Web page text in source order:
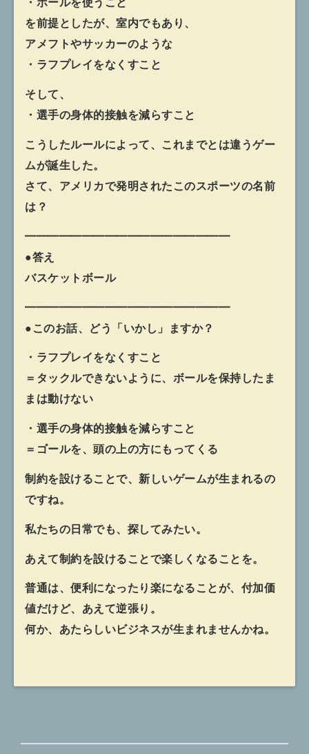
を前提としたが、室内でもあり、
アメフトやサッカーのような
・ラフプレイをなくすこと
そして、
・選手の身体的接触を減らすこと
こうしたルールによって、これまでとは違うゲー
ムが誕生した。
さて、アメリカで発明されたこのスポーツの名前
は？
━━━━━━━━━━━━━━━━━━
●答え
バスケットボール
━━━━━━━━━━━━━━━━━━
●このお話、どう「いかし」ますか？
・ラフプレイをなくすこと
＝タックルできないように、ボールを保持したま
まは動けない
・選手の身体的接触を減らすこと
＝ゴールを、頭の上の方にもってくる
制約を設けることで、新しいゲームが生まれるの
ですね。
私たちの日常でも、探してみたい。
あえて制約を設けることで楽しくなることを。
普通は、便利になったり楽になることが、付加価
値だけど、あえて逆張り。
何か、あたらしいビジネスが生まれませんかね。